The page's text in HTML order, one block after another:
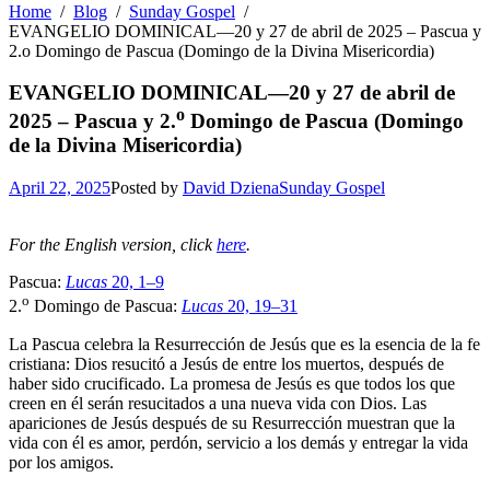
Home Blog
Sunday Gospel
EVANGELIO DOMINICAL—20 y 27 de abril de 2025 – Pascua y
2.o Domingo de Pascua (Domingo de la Divina Misericordia)
EVANGELIO DOMINICAL—20 y 27 de abril de
2025 – Pascua y 2.o Domingo de Pascua (Domingo
de la Divina Misericordia)
April 22, 2025Posted by David DzienaSunday Gospel
For the English version, clickhere.
Pascua: Lucas 20, 1–9
2.o Domingo de Pascua: Lucas 20, 19–31
La Pascua celebra la Resurrección de Jesús que es la esencia de la fe
cristiana: Dios resucitó a Jesús de entre los muertos, después de
haber sido crucificado. La promesa de Jesús es que todos los que
creen en él serán resucitados a una nueva vida con Dios. Las
apariciones de Jesús después de su Resurrección muestran que la
vida con él es amor, perdón, servicio a los demás y entregar la vida
por los amigos.